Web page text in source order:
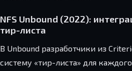
NFS Unbound (2022):
тир-листа
В Unbound разработчики из
систему «тир-листа» для